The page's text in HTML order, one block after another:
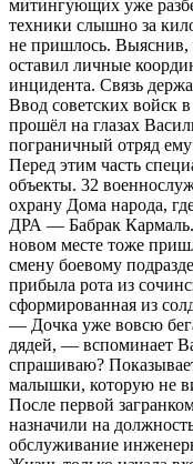
митингующих уже
техники слышно за
не пришлось. Выяснив,
оставил личные
инцидента. Связь
Ввод советских войск
прошёл на глазах
пограничный отряд ему
Перед этим часть
объекты. 32
охрану Дома народа,
ДРА — Бабрак
новом месте тоже
смену боевому
прибыла рота из
сформированная из
— Дочка уже вовсю
дядей, — вспоминает
спрашиваю?
малышки, которую не
После первой
назначили на
обслуживание